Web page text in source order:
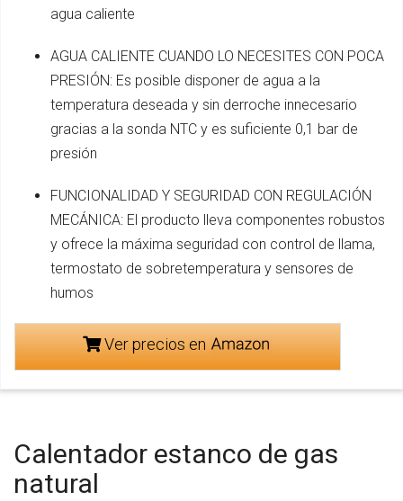
agua caliente
AGUA CALIENTE CUANDO LO NECESITES CON POCA
PRESIÓN: Es posible disponer de agua a la
temperatura deseada y sin derroche innecesario
gracias a la sonda NTC y es suficiente 0,1 bar de
presión
FUNCIONALIDAD Y SEGURIDAD CON REGULACIÓN
MECÁNICA: El producto lleva componentes robustos
y ofrece la máxima seguridad con control de llama,
termostato de sobretemperatura y sensores de
humos
Ver precios en
Calentador estanco de gas
natural